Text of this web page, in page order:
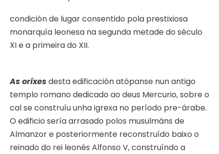
condición de lugar consentido pola prestixiosa
monarquía leonesa na segunda metade do século
XI e a primeira do XII.
As oríxesdesta edificación atópanse nun antigo
templo romano dedicado ao deus Mercurio, sobre o
cal se construíu unha igrexa no período pre-árabe.
O edificio sería arrasado polos musulmáns de
Almanzor e posteriormente reconstruído baixo o
reinado do rei leonés Alfonso V, construíndo a